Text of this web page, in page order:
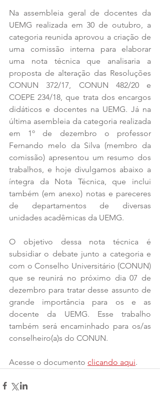
Na assembleia geral de docentes da
UEMG realizada em 30 de outubro, a
categoria reunida aprovou a criação de
uma comissão interna para elaborar
uma nota técnica que analisaria a
proposta de alteração das Resoluções
CONUN 372/17, CONUN 482/20 e
COEPE 234/18, que trata dos encargos
didáticos e docentes na UEMG. Já na
última asembleia da categoria realizada
em 1º de dezembro o professor
Fernando melo da Silva (membro da
comissão) apresentou um resumo dos
trabalhos, e hoje divulgamos abaixo a
íntegra da Nota Técnica, que inclui
também (em anexo) notas e pareceres
de departamentos de diversas
unidades acadêmicas da UEMG.
O objetivo dessa nota técnica é
subsidiar o debate junto a categoria e
com o Conselho Universitário (CONUN)
que se reunirá no próximo dia 07 de
dezembro para tratar desse assunto de
grande importância para os e as
docente da UEMG. Esse trabalho
também será encaminhado para os/as
conselheiro(a)s do CONUN.
Acesse o documento clicando aqui.